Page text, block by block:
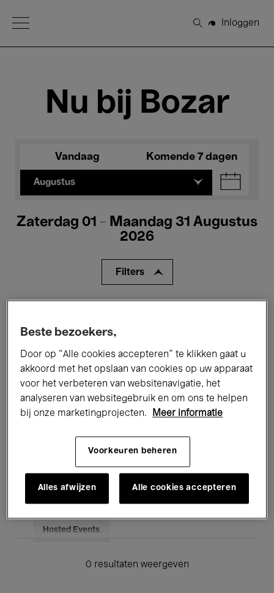
Open Menu
Zoeken
Inloggen
Nu bij Bozar
Vandaag Komende 7 dagen
Augustus
Zaterdag 01 - Maandag 31 Augustus
2026
Filters
Performances Lezingen & Debatten
Jazz Klassieke Muziek Global Music
Voor iedereen Kids’ Palace
Onderwijs Rondleidingen
Hosted Events
0 resultaten weergeven
Beste bezoekers,
Door op “Alle cookies accepteren” te klikken gaat u
akkoord met het opslaan van cookies op uw apparaat
voor het verbeteren van websitenavigatie, het
analyseren van websitegebruik en om ons te helpen
bij onze marketingprojecten.
Meer informatie
Voorkeuren beheren
Alles afwijzen Alle cookies accepteren